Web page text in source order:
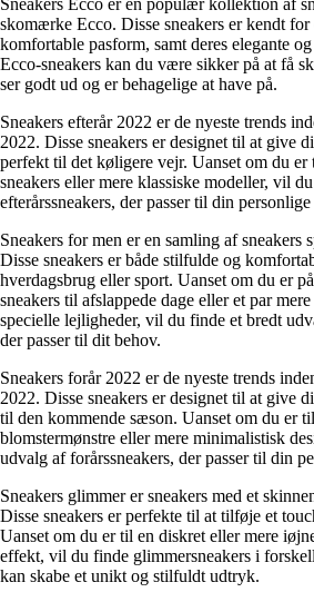
skomærke Ecco. Disse sneakers er kendt
komfortable pasform, samt deres elegante
Ecco-sneakers kan du være sikker på at få
ser godt ud og er behagelige at have på.
Sneakers efterår 2022 er de nyeste trends
2022. Disse sneakers er designet til at give
perfekt til det køligere vejr. Uanset om du
sneakers eller mere klassiske modeller, vil
efterårssneakers, der passer til din
Sneakers for men er en samling af sneakers
Disse sneakers er både stilfulde og
hverdagsbrug eller sport. Uanset om du er
sneakers til afslappede dage eller et par
specielle lejligheder, vil du finde et bredt
der passer til dit behov.
Sneakers forår 2022 er de nyeste trends
2022. Disse sneakers er designet til at give
til den kommende sæson. Uanset om du er
blomstermønstre eller mere minimalistisk
udvalg af forårssneakers, der passer til din
Sneakers glimmer er sneakers med et
Disse sneakers er perfekte til at tilføje et
Uanset om du er til en diskret eller mere
effekt, vil du finde glimmersneakers i
kan skabe et unikt og stilfuldt udtryk.